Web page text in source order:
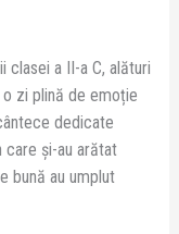
clasei a II-a C, alături
zi plină de emoție
dedicate
care și-au arătat
bună au umplut